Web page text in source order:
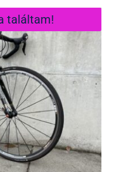
találtam!
01 carbon
Mint az új!